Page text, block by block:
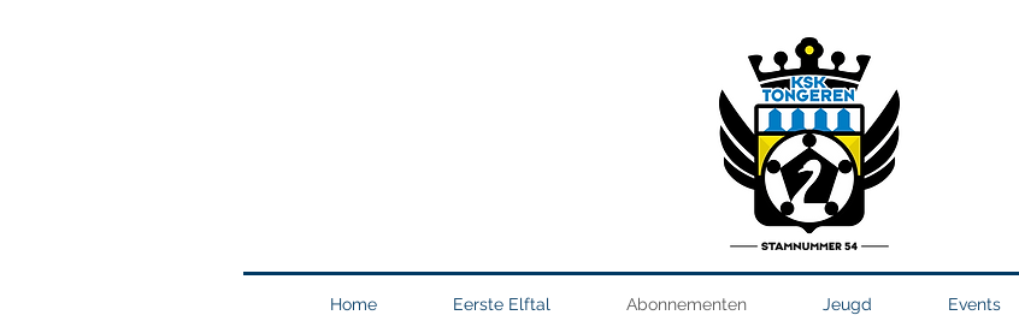
Home Eerste Elftal Abonnementen Jeugd Events